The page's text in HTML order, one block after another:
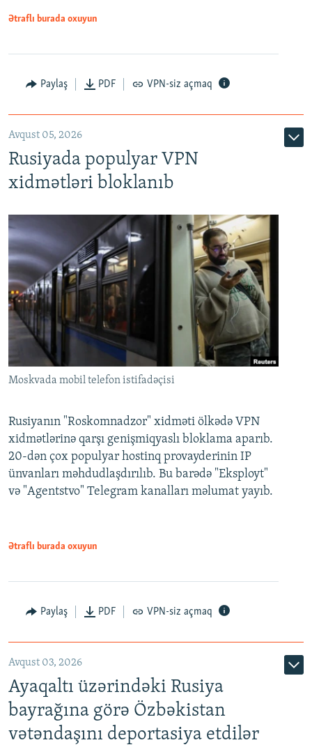
Ətraflı burada oxuyun
Paylaş PDF VPN-siz açmaq
Avqust 05, 2026
Rusiyada populyar VPN
xidmətləri bloklanıb
Moskvada mobil telefon istifadəçisi
Rusiyanın "Roskomnadzor" xidməti ölkədə VPN
xidmətlərinə qarşı genişmiqyaslı bloklama aparıb.
20-dən çox populyar hostinq provayderinin IP
ünvanları məhdudlaşdırılıb. Bu barədə "Eksployt"
və "Agentstvo" Telegram kanalları məlumat yayıb.
Ətraflı burada oxuyun
Paylaş PDF VPN-siz açmaq
Avqust 03, 2026
Ayaqaltı üzərindəki Rusiya
bayrağına görə Özbəkistan
vətəndaşını deportasiya etdilər